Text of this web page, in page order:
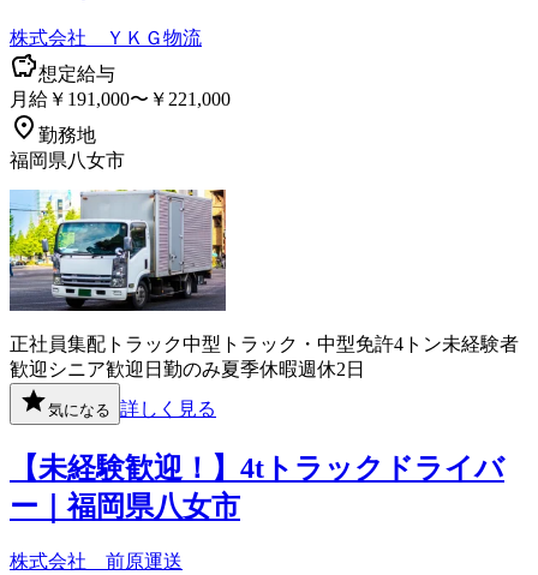
株式会社 ＹＫＧ物流
想定給与
月給￥191,000〜￥221,000
勤務地
福岡県八女市
正社員集配 トラック中型トラック・中型免許4トン未経験者
歓迎 シニア歓迎 日勤のみ夏季休暇週休2日
気になる 詳しく見る
【未経験歓迎！】4tトラックドライバ
ー｜福岡県八女市
株式会社 前原運送